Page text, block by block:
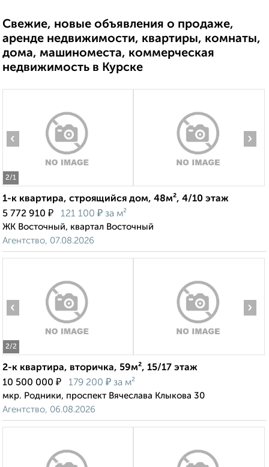
Свежие, новые объявления о продаже,
аренде недвижимости, квартиры, комнаты,
дома, машиноместа, коммерческая
недвижимость в Курске
2/1
‹ ›
1-к квартира, строящийся дом, 48м², 4/10 этаж
5 772 910 ₽ 121 100 ₽ за м²
ЖК Восточный, квартал Восточный
Агентство, 07.08.2026
2/2
‹ ›
2-к квартира, вторичка, 59м², 15/17 этаж
10 500 000 ₽ 179 200 ₽ за м²
мкр. Родники, проспект Вячеслава Клыкова 30
Агентство, 06.08.2026